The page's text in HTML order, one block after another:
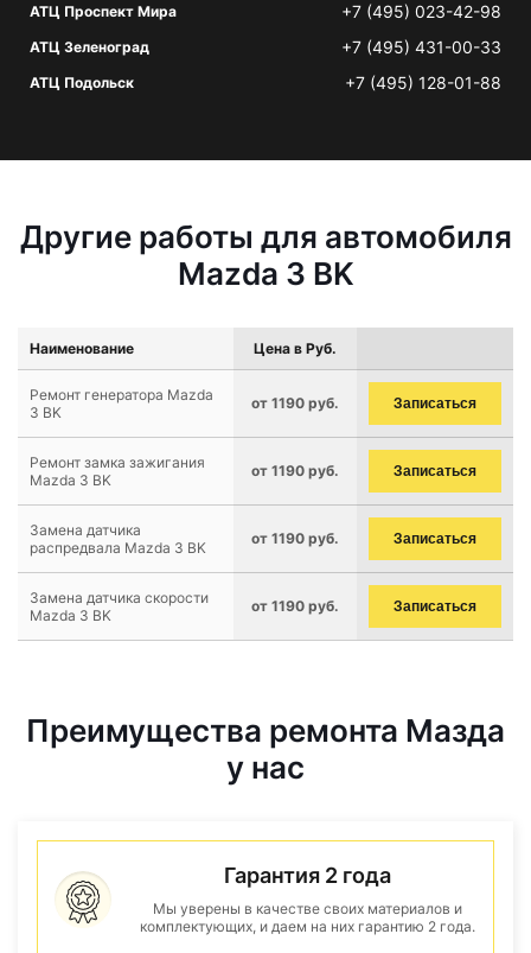
АТЦ Проспект Мира +7 (495) 023-42-98
АТЦ Зеленоград +7 (495) 431-00-33
АТЦ Подольск +7 (495) 128-01-88
Другие работы для автомобиля
Mazda 3 BK
Наименование Цена в Руб.
Ремонт генератора Mazda
3 BK
от 1190 руб. Записаться
Ремонт замка зажигания
Mazda 3 BK
от 1190 руб. Записаться
Замена датчика
распредвала Mazda 3 BK
от 1190 руб. Записаться
Замена датчика скорости
Mazda 3 BK
от 1190 руб. Записаться
Преимущества ремонта Мазда
у нас
Гарантия 2 года
Мы уверены в качестве своих материалов и
комплектующих, и даем на них гарантию 2 года.